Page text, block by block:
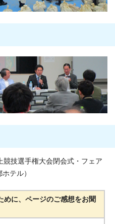
技選手権大会閉会式・フェア
テル）
めに、ページのご感想をお聞